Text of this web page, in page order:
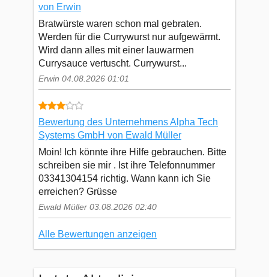
von Erwin
Bratwürste waren schon mal gebraten.
Werden für die Currywurst nur aufgewärmt.
Wird dann alles mit einer lauwarmen
Currysauce vertuscht. Currywurst...
Erwin 04.08.2026 01:01
Bewertung des Unternehmens Alpha Tech
Systems GmbH von Ewald Müller
Moin! Ich könnte ihre Hilfe gebrauchen. Bitte
schreiben sie mir . Ist ihre Telefonnummer
03341304154 richtig. Wann kann ich Sie
erreichen? Grüsse
Ewald Müller 03.08.2026 02:40
Alle Bewertungen anzeigen